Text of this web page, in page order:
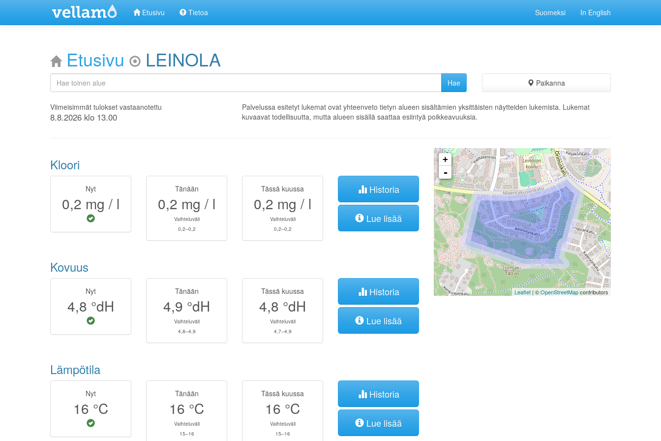
Etusivu Tietoa Suomeksi In English
Etusivu LEINOLA
Paikanna
Viimeisimmät tulokset vastaanotettu
8.8.2026 klo 13.00
Palvelussa esitetyt lukemat ovat yhteenveto tietyn alueen sisältämien yksittäisten näytteiden lukemista. Lukemat
kuvaavat todellisuutta, mutta alueen sisällä saattaa esiintyä poikkeavuuksia.
Kloori
Nyt
0,2 mg / l
Tänään
0,2 mg / l
Vaihteluväli
0,2–0,2
Tässä kuussa
0,2 mg / l
Vaihteluväli
0,2–0,2
Historia
Lue lisää
Kovuus
Nyt
4,8 °dH
Tänään
4,9 °dH
Vaihteluväli
4,8–4,9
Tässä kuussa
4,8 °dH
Vaihteluväli
4,7–4,9
Historia
Lue lisää
Lämpötila
Nyt
16 °C
Tänään
16 °C
Vaihteluväli
15–16
Tässä kuussa
16 °C
Vaihteluväli
15–16
Historia
Lue lisää
+
-
Leaflet | ©OpenStreetMapcontributors